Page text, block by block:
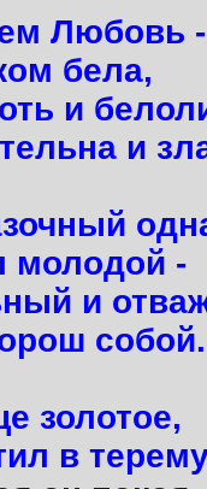
Любовь
бела,
и
и
молодой -
и
собой.
золотое,
в